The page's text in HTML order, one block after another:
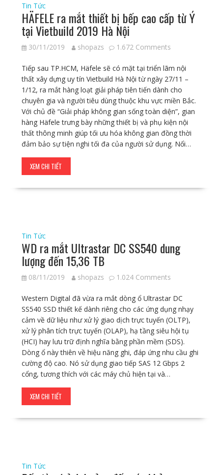
Tin Tức
HÄFELE ra mắt thiết bị bếp cao cấp từ Ý
tại Vietbuild 2019 Hà Nội
30/11/2019 shopazs 1.672 Comments
Tiếp sau TP.HCM, Häfele sẽ có mặt tại triển lãm nội
thất xây dựng uy tín Vietbuild Hà Nội từ ngày 27/11 –
1/12, ra mắt hàng loạt giải pháp tiên tiến dành cho
chuyên gia và người tiêu dùng thuộc khu vực miền Bắc.
Với chủ đề “Giải pháp không gian sống toàn diện”, gian
hàng Häfele trưng bày những thiết bị và phụ kiện nội
thất thông minh giúp tối ưu hóa không gian đồng thời
đảm bảo sự tiện nghi tối đa của người sử dụng. Nổi…
XEM CHI TIẾT
Tin Tức
WD ra mắt Ultrastar DC SS540 dung
lượng đến 15,36 TB
08/11/2019 shopazs 1.024 Comments
Western Digital đã vừa ra mắt dòng ổ Ultrastar DC
SS540 SSD thiết kế dành riêng cho các ứng dụng nhạy
cảm về dữ liệu như xử lý giao dịch trực tuyến (OLTP),
xử lý phân tích trực tuyến (OLAP), hạ tầng siêu hội tụ
(HCI) hay lưu trữ định nghĩa bằng phần mềm (SDS).
Dòng ổ này thiên về hiệu năng ghi, đáp ứng nhu cầu ghi
cường độ cao. Nó sử dụng giao tiếp SAS 12 Gbps 2
cổng, tương thích với các máy chủ hiện tại và…
XEM CHI TIẾT
Tin Tức